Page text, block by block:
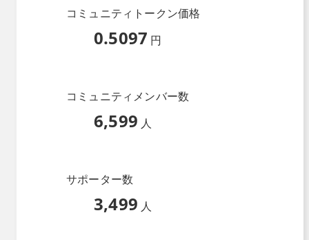
コミュニティトークン価格
0.5097 円
コミュニティメンバー数
6,599 人
サポーター数
3,499 人